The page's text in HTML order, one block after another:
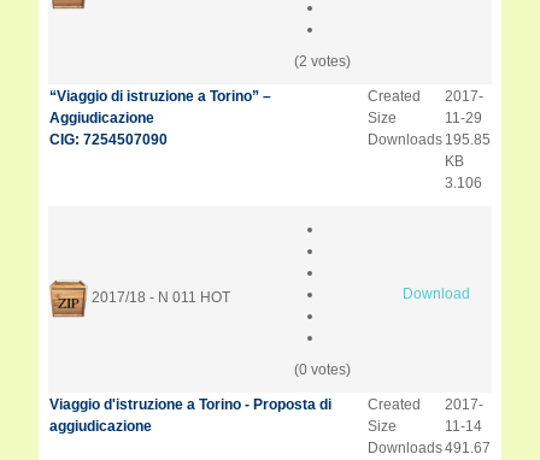
(2 votes)
“Viaggio di istruzione a Torino” –
Aggiudicazione
CIG: 7254507090
Created
Size
Downloads
2017-
11-29
195.85
KB
3.106
2017/18 - N 011 HOT
(0 votes)
Download
Viaggio d'istruzione a Torino - Proposta di
aggiudicazione
Created
Size
Downloads
2017-
11-14
491.67